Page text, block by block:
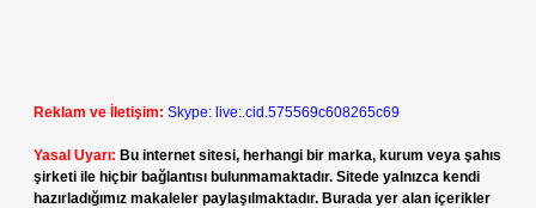
Reklam ve İletişim: Skype: live:.cid.575569c608265c69
Yasal Uyarı: Bu internet sitesi, herhangi bir marka, kurum veya şahıs
şirketi ile hiçbir bağlantısı bulunmamaktadır. Sitede yalnızca kendi
hazırladığımız makaleler paylaşılmaktadır. Burada yer alan içerikler